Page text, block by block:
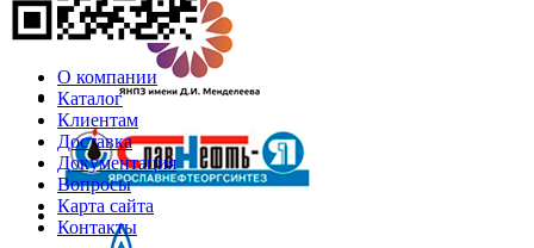
О компании
Каталог
Клиентам
Доставка
Документация
Вопросы
Карта сайта
Контакты